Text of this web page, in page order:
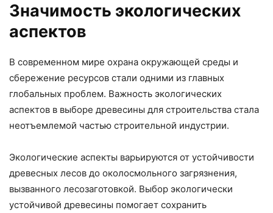
Значимость экологических
аспектов
В современном мире охрана окружающей среды и
сбережение ресурсов стали одними из главных
глобальных проблем. Важность экологических
аспектов в выборе древесины для строительства стала
неотъемлемой частью строительной индустрии.
Экологические аспекты варьируются от устойчивости
древесных лесов до околосмольного загрязнения,
вызванного лесозаготовкой. Выбор экологически
устойчивой древесины помогает сохранить